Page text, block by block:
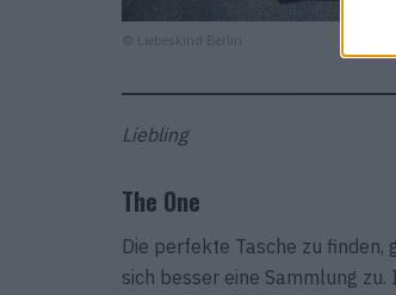
Liebling
The One
Die perfekte Tasche zu
sich besser eine Sammlung